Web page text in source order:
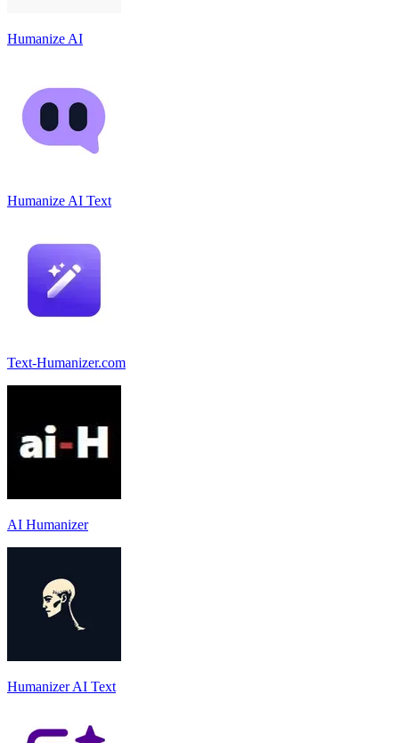
Humanize AI
Humanize AI Text
Text-Humanizer.com
AI Humanizer
Humanizer AI Text